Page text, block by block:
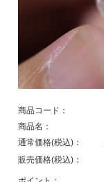
商品コード：
商品名：
通常価格(税込)：
販売価格(税込)：